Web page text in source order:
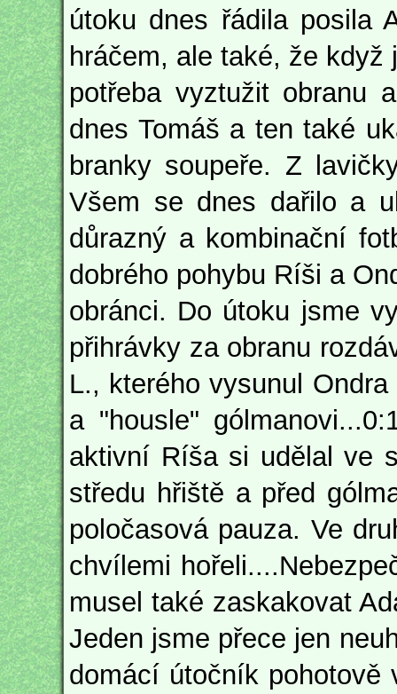
útoku dnes řádila posila
hráčem, ale také, že
potřeba vyztužit obranu
dnes Tomáš a ten také
branky soupeře. Z
Všem se dnes dařilo a
důrazný a kombinační
dobrého pohybu Ríši a
obránci. Do útoku jsme
přihrávky za obranu
L., kterého vysunul
a "housle"
aktivní Ríša si udělal ve
středu hřiště a před
poločasová pauza. Ve
chvílemi
musel také zaskakovat
Jeden jsme přece jen
domácí útočník pohotově